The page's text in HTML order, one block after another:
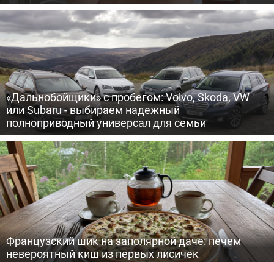
«Дальнобойщики» с пробегом: Volvo, Skoda, VW
или Subaru - выбираем надежный
полноприводный универсал для семьи
Французский шик на заполярной даче: печем
невероятный киш из первых лисичек